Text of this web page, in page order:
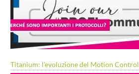
Titanium: l’evoluzione del Motion Control